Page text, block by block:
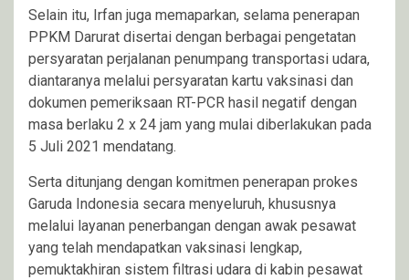
Selain itu, Irfan juga memaparkan, selama penerapan
PPKM Darurat disertai dengan berbagai pengetatan
persyaratan perjalanan penumpang transportasi udara,
diantaranya melalui persyaratan kartu vaksinasi dan
dokumen pemeriksaan RT-PCR hasil negatif dengan
masa berlaku 2 x 24 jam yang mulai diberlakukan pada
5 Juli 2021 mendatang.
Serta ditunjang dengan komitmen penerapan prokes
Garuda Indonesia secara menyeluruh, khususnya
melalui layanan penerbangan dengan awak pesawat
yang telah mendapatkan vaksinasi lengkap,
pemuktakhiran sistem filtrasi udara di kabin pesawat